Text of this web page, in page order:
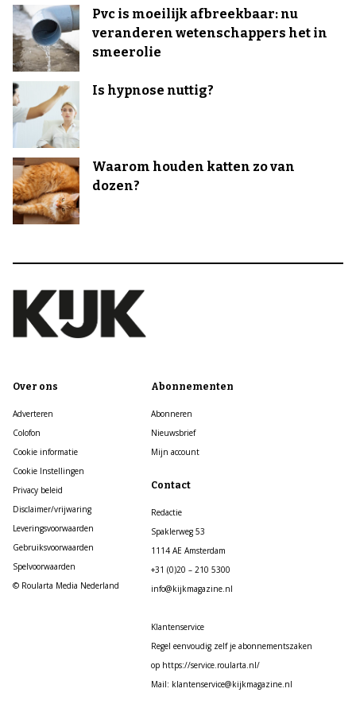
Pvc is moeilijk afbreekbaar: nu
veranderen wetenschappers het in
smeerolie
Is hypnose nuttig?
Waarom houden katten zo van
dozen?
Over ons
Adverteren
Colofon
Cookie informatie
Cookie Instellingen
Privacy beleid
Disclaimer/vrijwaring
Leveringsvoorwaarden
Gebruiksvoorwaarden
Spelvoorwaarden
© Roularta Media Nederland
Abonnementen
Abonneren
Nieuwsbrief
Mijn account
Contact
Redactie
Spaklerweg 53
1114 AE Amsterdam
+31 (0)20 – 210 5300
info@kijkmagazine.nl
Klantenservice
Regel eenvoudig zelf je abonnementszaken
op https://service.roularta.nl/
Mail: klantenservice@kijkmagazine.nl